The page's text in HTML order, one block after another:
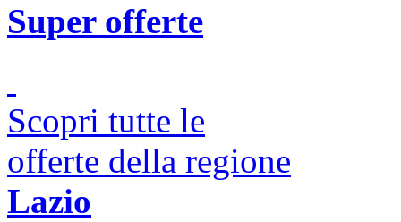
Super offerte
Scopri tutte le
offerte della regione
Lazio